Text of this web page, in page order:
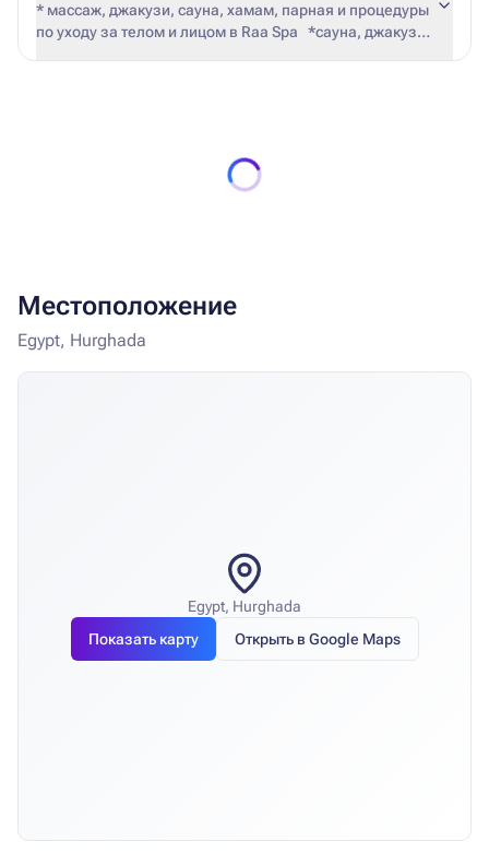
* массаж, джакузи, сауна, хамам, парная и процедуры
по уходу за телом и лицом в Raa Spa *сауна, джакузи
Местоположение
Egypt, Hurghada
Egypt, Hurghada
Показать карту
Открыть в Google Maps